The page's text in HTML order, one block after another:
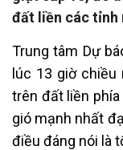
đất liền các tỉnh
Trung tâm Dự
lúc 13 giờ chiều
trên đất liền
gió mạnh nhất
điều đáng nói là